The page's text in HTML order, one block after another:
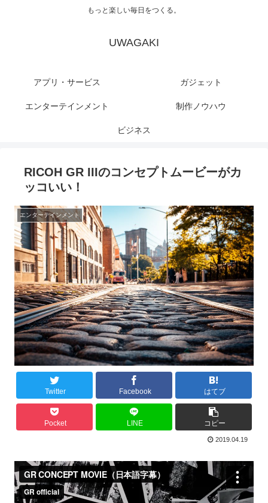
もっと楽しい毎日をつくる。
UWAGAKI
アプリ・サービス ガジェット
エンターテインメント 制作ノウハウ
ビジネス
RICOH GR IIIのコンセプトムービーがカ
ッコいい！
エンターテインメント
Twitter Facebook はてブ
Pocket LINE コピー
2019.04.19